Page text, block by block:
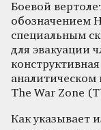
Боевой
обозначением
специальным
для эвакуации
аналитическом
The War Zone
Как указывает